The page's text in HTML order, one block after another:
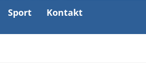
Sport Kontakt